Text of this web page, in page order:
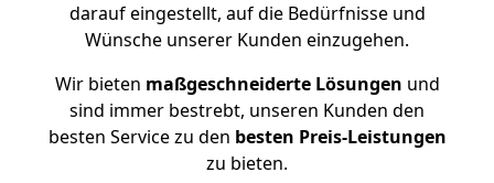
darauf eingestellt, auf die Bedürfnisse und
Wünsche unserer Kunden einzugehen.
Wir bieten maßgeschneiderte Lösungen und
sind immer bestrebt, unseren Kunden den
besten Service zu den besten Preis-Leistungen
zu bieten.